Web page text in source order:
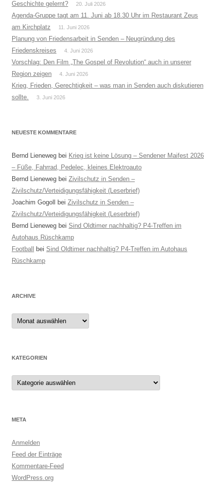
Geschichte gelernt?
20. Juli 2026
Agenda-Gruppe tagt am 11. Juni ab 18.30 Uhr im Restaurant Zeus
am Kirchplatz
11. Juni 2026
Planung von Friedensarbeit in Senden – Neugründung des
Friedenskreises
4. Juni 2026
Vorschlag: Den Film „The Gospel of Revolution“ auch in unserer
Region zeigen
4. Juni 2026
Krieg, Frieden, Gerechtigkeit – was man in Senden auch diskutieren
sollte.
3. Juni 2026
NEUESTE KOMMENTARE
Bernd Lieneweg bei Krieg ist keine Lösung – Sendener Maifest 2026
– Füße, Fahrrad, Pedelec, kleines Elektroauto
Bernd Lieneweg bei Zivilschutz in Senden –
Zivilschutz/Verteidigungsfähigkeit (Leserbrief)
Joachim Gogoll bei Zivilschutz in Senden –
Zivilschutz/Verteidigungsfähigkeit (Leserbrief)
Bernd Lieneweg bei Sind Oldtimer nachhaltig? P4-Treffen im
Autohaus Rüschkamp
Football bei Sind Oldtimer nachhaltig? P4-Treffen im Autohaus
Rüschkamp
ARCHIVE
Archive
KATEGORIEN
Kategorien
META
Anmelden
Feed der Einträge
Kommentare-Feed
WordPress.org